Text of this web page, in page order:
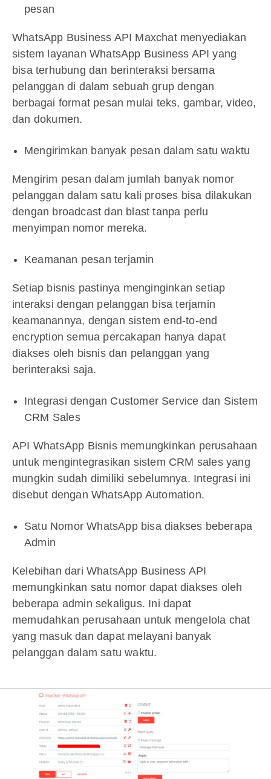
pesan
WhatsApp Business API Maxchat menyediakan
sistem layanan WhatsApp Business API yang
bisa terhubung dan berinteraksi bersama
pelanggan di dalam sebuah grup dengan
berbagai format pesan mulai teks, gambar, video,
dan dokumen.
Mengirimkan banyak pesan dalam satu waktu
Mengirim pesan dalam jumlah banyak nomor
pelanggan dalam satu kali proses bisa dilakukan
dengan broadcast dan blast tanpa perlu
menyimpan nomor mereka.
Keamanan pesan terjamin
Setiap bisnis pastinya menginginkan setiap
interaksi dengan pelanggan bisa terjamin
keamanannya, dengan sistem end-to-end
encryption semua percakapan hanya dapat
diakses oleh bisnis dan pelanggan yang
berinteraksi saja.
Integrasi dengan Customer Service dan Sistem
CRM Sales
API WhatsApp Bisnis memungkinkan perusahaan
untuk mengintegrasikan sistem CRM sales yang
mungkin sudah dimiliki sebelumnya. Integrasi ini
disebut dengan WhatsApp Automation.
Satu Nomor WhatsApp bisa diakses beberapa
Admin
Kelebihan dari WhatsApp Business API
memungkinkan satu nomor dapat diakses oleh
beberapa admin sekaligus. Ini dapat
memudahkan perusahaan untuk mengelola chat
yang masuk dan dapat melayani banyak
pelanggan dalam satu waktu.